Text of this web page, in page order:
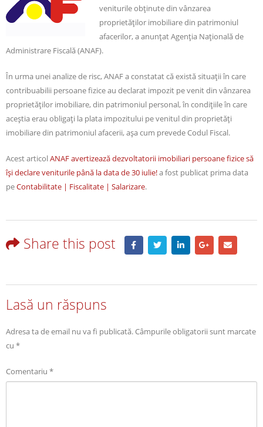
veniturile obţinute din vânzarea
proprietăţilor imobiliare din patrimoniul
afacerilor, a anunţat Agenţia Naţională de
Administrare Fiscală (ANAF).
În urma unei analize de risc, ANAF a constatat că există situaţii în care
contribuabilii persoane fizice au declarat impozit pe venit din vânzarea
proprietăţilor imobiliare, din patrimoniul personal, în condiţiile în care
aceştia erau obligaţi la plata impozitului pe venitul din proprietăţi
imobiliare din patrimoniul afacerii, aşa cum prevede Codul Fiscal.
Acest articolANAF avertizează dezvoltatorii imobiliari persoane fizice să
îşi declare veniturile până la data de 30 iulie!a fost publicat prima data
peContabilitate | Fiscalitate | Salarizare.
Share this post
Lasă un răspuns
Adresa ta de email nu va fi publicată.Câmpurile obligatorii sunt marcate
cu *
Comentariu *